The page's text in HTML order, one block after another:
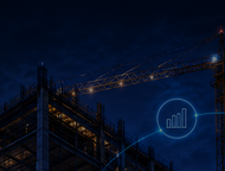
29% cambiar al alquiler
|
AGENDA